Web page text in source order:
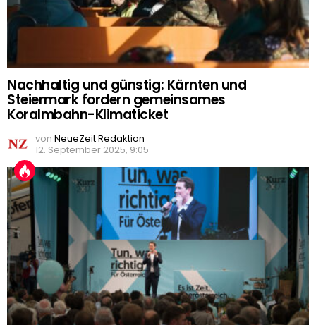
Nachhaltig und günstig: Kärnten und
Steiermark fordern gemeinsames
Koralmbahn-Klimaticket
von NeueZeit Redaktion
12. September 2025, 9:05